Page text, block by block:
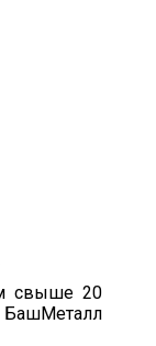
свыше 20